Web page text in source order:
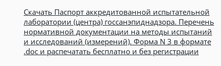
Скачать Паспорт аккредитованной испытательной
лаборатории (центра) госсанэпиднадзора. Перечень
нормативной документации на методы испытаний
и исследований (измерений). Форма N 3 в формате
.doc и распечатать бесплатно и без регистрации